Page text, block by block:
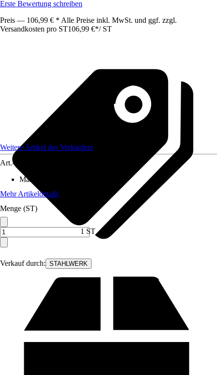
Erste Bewertung schreiben
Preis — 106,99 € * Alle Preise inkl. MwSt. und ggf. zzgl.
Versandkosten pro ST106,99 €*/ ST
Verkauf durch: STAHLWERK
Weitere Artikel des Verkäufers
Art.-Nr.
Max. Belastbarkeit
Mehr Artikeldetails
Menge (ST)
1 ST